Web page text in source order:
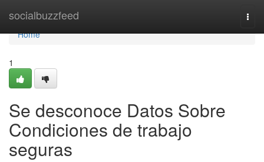
socialbuzzfeed
Home
Home
1
Se desconoce Datos Sobre
Condiciones de trabajo
seguras